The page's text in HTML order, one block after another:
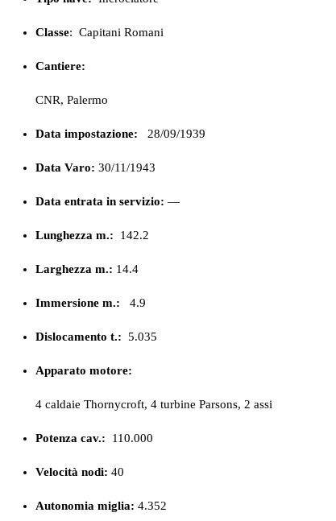
Classe: Capitani Romani
Cantiere:
CNR, Palermo
Data impostazione: 28/09/1939
Data Varo: 30/11/1943
Data entrata in servizio: —
Lunghezza m.: 142.2
Larghezza m.: 14.4
Immersione m.: 4.9
Dislocamento t.: 5.035
Apparato motore:
4 caldaie Thornycroft, 4 turbine Parsons, 2 assi
Potenza cav.: 110.000
Velocità nodi: 40
Autonomia miglia: 4.352